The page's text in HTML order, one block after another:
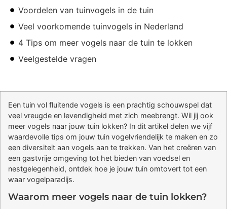
Voordelen van tuinvogels in de tuin
Veel voorkomende tuinvogels in Nederland
4 Tips om meer vogels naar de tuin te lokken
Veelgestelde vragen
Een tuin vol fluitende vogels is een prachtig schouwspel dat
veel vreugde en levendigheid met zich meebrengt. Wil jij ook
meer vogels naar jouw tuin lokken? In dit artikel delen we vijf
waardevolle tips om jouw tuin vogelvriendelijk te maken en zo
een diversiteit aan vogels aan te trekken. Van het creëren van
een gastvrije omgeving tot het bieden van voedsel en
nestgelegenheid, ontdek hoe je jouw tuin omtovert tot een
waar vogelparadijs.
Waarom meer vogels naar de tuin lokken?